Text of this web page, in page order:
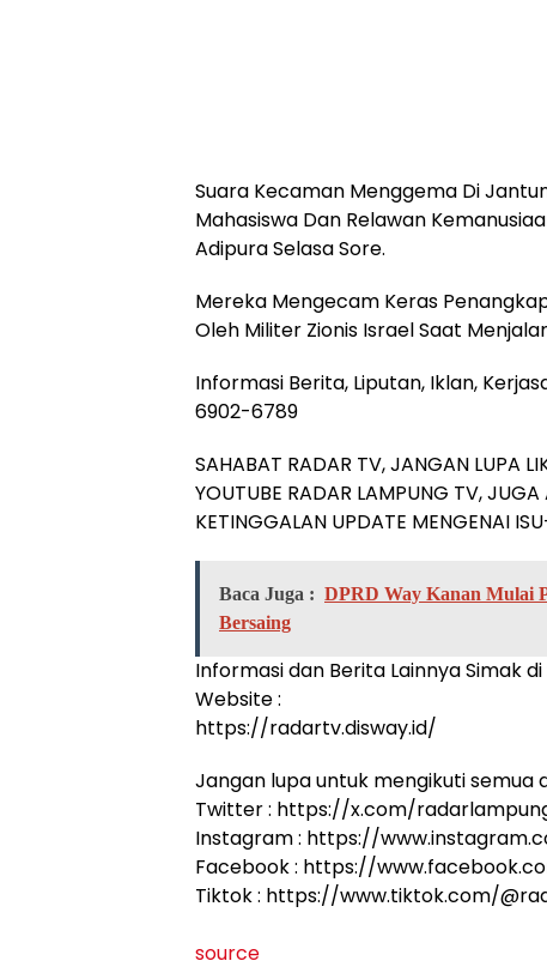
Suara Kecaman Menggema Di
Mahasiswa Dan Relawan
Adipura Selasa Sore.
Mereka Mengecam Keras
Oleh Militer Zionis Israel Saat
Informasi Berita, Liputan, Iklan,
6902-6789
SAHABAT RADAR TV, JANGAN LUPA
YOUTUBE RADAR LAMPUNG TV,
KETINGGALAN UPDATE MENGENAI
Baca Juga : DPRD Way Kanan Mulai
Bersaing
Informasi dan Berita Lainnya Simak di
Website :
https://radartv.disway.id/
Jangan lupa untuk mengikuti semua
Twitter : https://x.com/
Instagram : https://
Facebook : https://
Tiktok : https://www.tiktok.com/
source